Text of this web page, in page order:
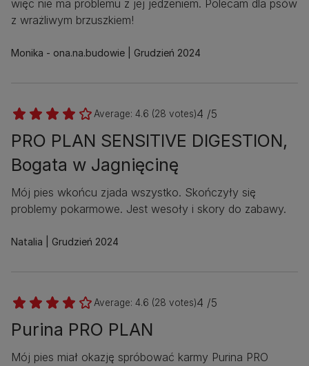
więc nie ma problemu z jej jedzeniem. Polecam dla psów
z wrażliwym brzuszkiem!
Monika - ona.na.budowie Grudzień 2024
Average: 4.6 (28 votes)4 /5
PRO PLAN SENSITIVE DIGESTION,
Bogata w Jagnięcinę
Mój pies wkońcu zjada wszystko. Skończyły się
problemy pokarmowe. Jest wesoły i skory do zabawy.
Natalia Grudzień 2024
Average: 4.6 (28 votes)4 /5
Purina PRO PLAN
Mój pies miał okazję spróbować karmy Purina PRO